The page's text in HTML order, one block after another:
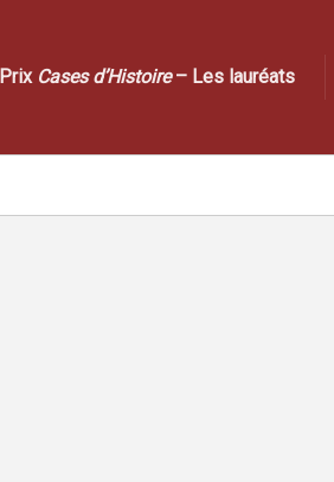
Prix Cases d’Histoire– Les lauréats